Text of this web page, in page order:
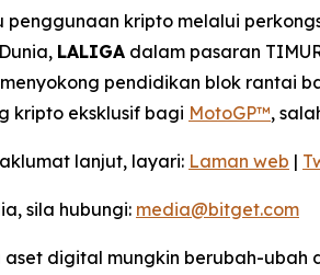
penggunaan kripto melalui
LALIGA dalam pasaran
pendidikan blok rantai
kripto eksklusif bagi MotoGP™,
lanjut, layari: Laman web |
sila hubungi: media@bitget.com
aset digital mungkin berubah-